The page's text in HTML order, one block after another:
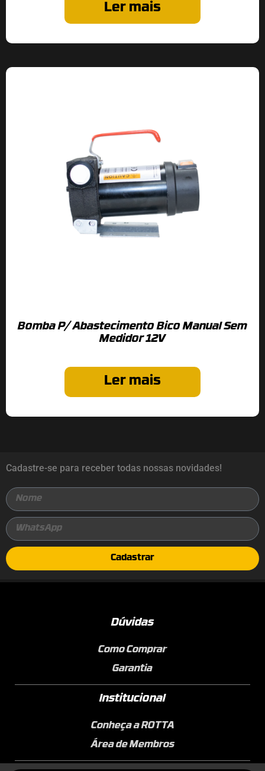
Ler mais
Bomba P/ Abastecimento Bico Manual Sem
Medidor 12V
Ler mais
Cadastre-se para receber todas nossas novidades!
Cadastrar
Dúvidas
Como Comprar
Garantia
Institucional
Conheça a ROTTA
Área de Membros